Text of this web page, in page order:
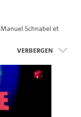
Manuel Schnabel et
Verbergen